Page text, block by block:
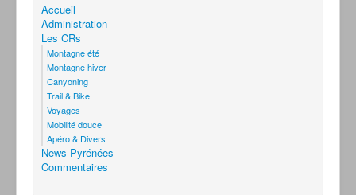
Accueil
Administration
Les CRs
Montagne été
Montagne hiver
Canyoning
Trail & Bike
Voyages
Mobilité douce
Apéro & Divers
News Pyrénées
Commentaires